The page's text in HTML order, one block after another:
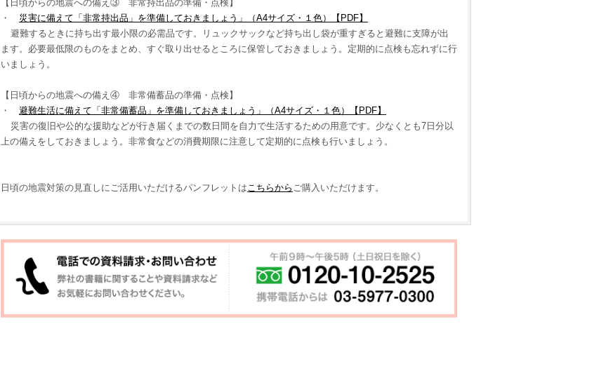
【日頃からの地震への備え③ 非常持出品の準備・点検】
・ 災害に備えて「非常持出品」を準備しておきましょう」（A4サイズ・１色）【 PDF】
避難するときに持ち出す最小限の必需品です。リュックサックなど持ち出し袋が重すぎると避難に支障が出
ます。必要最低限のものをまとめ、すぐ取り出せるところに保管しておきましょう。定期的に点検も忘れずに行
いましょう。
【日頃からの地震への備え④ 非常備蓄品の準備・点検】
・ 避難生活に備えて「非常備蓄品」を準備しておきましょう」（A4サイズ・１色）【 PDF】
災害の復旧や公的な援助などが行き届くまでの数日間を自力で生活するための用意です。少なくとも7 日分以
上の備えをしておきましょう。非常食などの消費期限に注意して定期的に点検も行いましょう。
日頃の地震対策の見直しにご活用いただけるパンフレットはこちらから ご購入いただけます。